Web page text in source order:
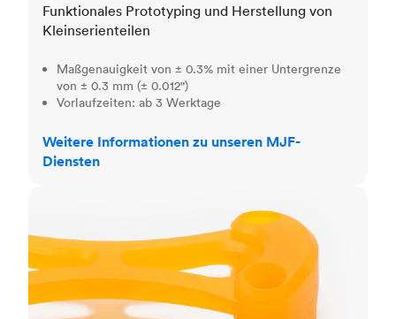
Funktionales Prototyping und Herstellung von
Kleinserienteilen
Maßgenauigkeit von ± 0.3% mit einer Untergrenze
von ± 0.3 mm (± 0.012")
Vorlaufzeiten: ab 3 Werktage
Weitere Informationen zu unseren MJF-
Diensten